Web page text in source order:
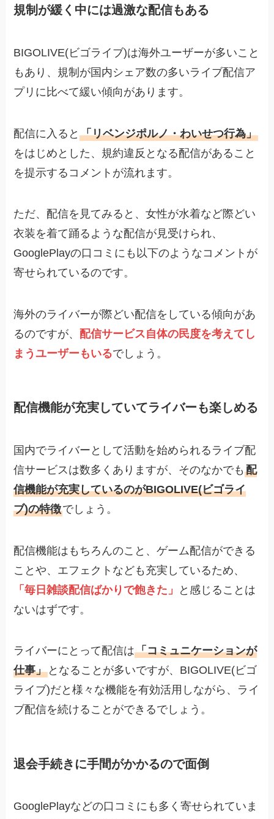
規制が緩く中には過激な配信もある
BIGOLIVE(ビゴライブ)は海外ユーザーが多いこと
もあり、規制が国内シェア数の多いライブ配信ア
プリに比べて緩い傾向があります。
配信に入ると「リベンジポルノ・わいせつ行為」
をはじめとした、規約違反となる配信があること
を提示するコメントが流れます。
ただ、配信を見てみると、女性が水着など際どい
衣装を着て踊るような配信が見受けられ、
GooglePlayの口コミにも以下のようなコメントが
寄せられているのです。
海外のライバーが際どい配信をしている傾向があ
るのですが、 配信サービス自体の民度を考えてし
まうユーザーもいるでしょう。
配信機能が充実していてライバーも楽しめる
国内でライバーとして活動を始められるライブ配
信サービスは数多くありますが、そのなかでも配
信機能が充実しているのがBIGOLIVE(ビゴライ
ブ)の特徴でしょう。
配信機能はもちろんのこと、ゲーム配信ができる
ことや、エフェクトなども充実しているため、
「毎日雑談配信ばかりで飽きた」
と感じることは
ないはずです。
ライバーにとって配信は「コミュニケーションが
仕事」 となることが多いですが、BIGOLIVE(ビゴ
ライブ)だと様々な機能を有効活用しながら、ライ
ブ配信を続けることができるでしょう。
退会手続きに手間がかかるので面倒
GooglePlayなどの口コミにも多く寄せられていま